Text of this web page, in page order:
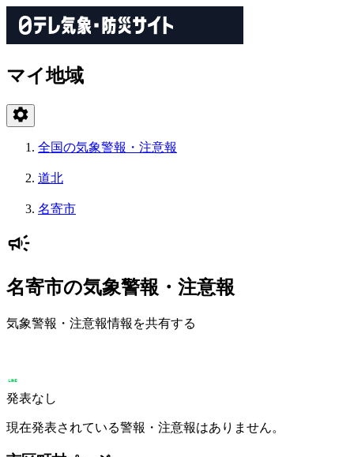
マイ地域
全国の気象警報・注意報
道北
名寄市
名寄市の気象警報・注意報
気象警報・注意報情報を共有する
発表なし
現在発表されている警報・注意報はありません。